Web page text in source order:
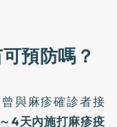
預防嗎？
與麻疹確診者接
4天內施打麻疹疫